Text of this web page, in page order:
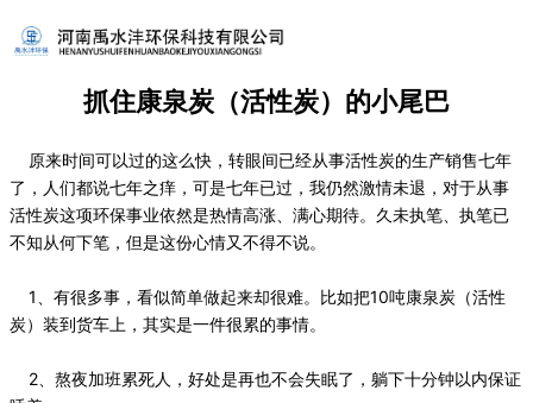
抓住康泉炭（活性炭）的小尾巴
原来时间可以过的这么快，转眼间已经从事活性炭的生产销售七年
了，人们都说七年之痒，可是七年已过，我仍然激情未退，对于从事
活性炭这项环保事业依然是热情高涨、满心期待。久未执笔、执笔已
不知从何下笔，但是这份心情又不得不说。
1、有很多事，看似简单做起来却很难。比如把10吨康泉炭（活性
炭）装到货车上，其实是一件很累的事情。
2、熬夜加班累死人，好处是再也不会失眠了，躺下十分钟以内保证